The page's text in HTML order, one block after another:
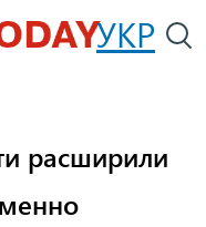
УКР
расширили